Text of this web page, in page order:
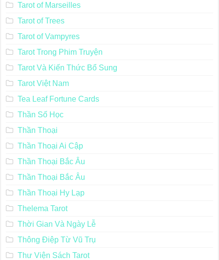
Tarot of Marseilles
Tarot of Trees
Tarot of Vampyres
Tarot Trong Phim Truyện
Tarot Và Kiến Thức Bổ Sung
Tarot Việt Nam
Tea Leaf Fortune Cards
Thần Số Học
Thần Thoại
Thần Thoại Ai Cập
Thần Thoại Bắc Âu
Thần Thoại Bắc Âu
Thần Thoại Hy Lạp
Thelema Tarot
Thời Gian Và Ngày Lễ
Thông Điệp Từ Vũ Trụ
Thư Viện Sách Tarot